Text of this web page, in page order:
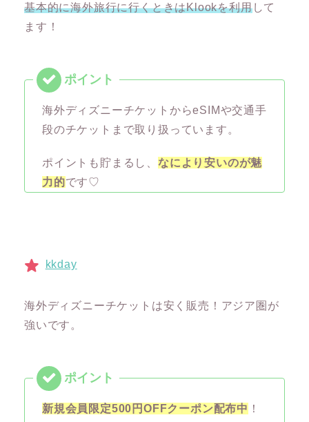
基本的に海外旅行に行くときはKlookを利用して
ます！
海外ディズニーチケットからeSIMや交通手
段のチケットまで取り扱っています。
ポイントも貯まるし、 なにより安いのが魅
力的です♡
kkday
海外ディズニーチケットは安く販売！アジア圏が
強いです。
新規会員限定500円OFFクーポン配布中 ！